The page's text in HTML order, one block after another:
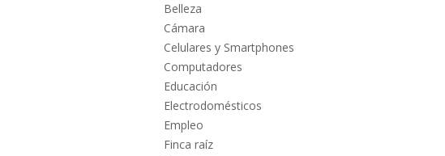
Belleza
Cámara
Celulares y Smartphones
Computadores
Educación
Electrodomésticos
Empleo
Finca raíz